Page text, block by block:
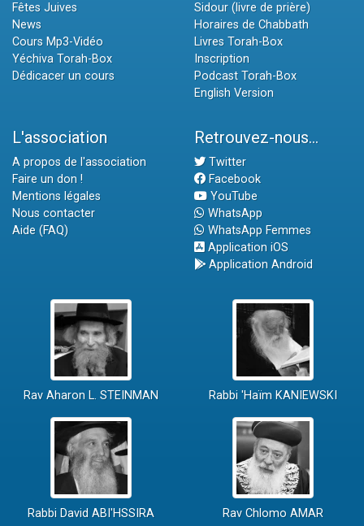
Fêtes Juives
News
Cours Mp3-Vidéo
Yéchiva Torah-Box
Dédicacer un cours
Sidour (livre de prière)
Horaires de Chabbath
Livres Torah-Box
Inscription
Podcast Torah-Box
English Version
L'association
A propos de l'association
Faire un don !
Mentions légales
Nous contacter
Aide (FAQ)
Retrouvez-nous...
Twitter
Facebook
YouTube
WhatsApp
WhatsApp Femmes
Application iOS
Application Android
Rav Aharon L. STEINMAN Rabbi 'Haïm KANIEWSKI
Rabbi David ABI'HSSIRA Rav Chlomo AMAR